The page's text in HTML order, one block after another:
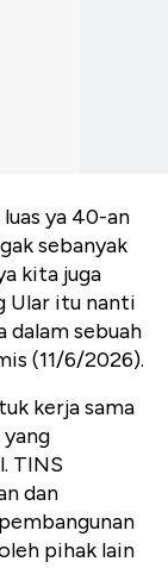
ya 40-an
sebanyak
kita juga
Ular itu nanti
dalam sebuah
(11/6/2026).
kerja sama
TINS
dan
pihak lain